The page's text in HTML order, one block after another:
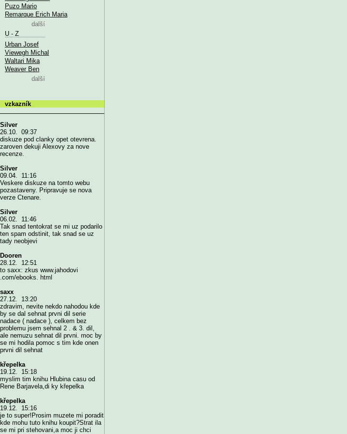
Puzo Mario
Remarque Erich Maria
další
U - Z
Urban Josef
Viewegh Michal
Waltari Mika
Weaver Ben
další
vzkazník
Silver
26.10. 09:37
diskuze pod clanky opet otevrena.
zaroven dekuji Alexovy za nove
recenze.
Silver
09.04. 11:16
Veskere diskuze na tomto webu
pozastaveny. Pripravuje se nova
verze Ctenare.
Silver
06.02. 11:46
Tak snad tentokrat se mi uz podarilo
ten spam odstinit, tak snad se uz
tady neobjevi
Dooren
28.12. 12:51
to saxx: zkus www.jahodovi
.com/ebooks. html
saxx
27.12. 13:20
zdravim, nevite nekdo nahodou kde
by se dal sehnat prvni dil serie
nadace ( nadace ), celkem bez
problemu jsem sehnal 2 . & 3. dil,
ale nemuzu sehnat dil prvni. moc by
se mi hodila pomoc s tim kde onen
prvni dil sehnat
křepelka
19.12. 15:18
myslim tim knihu Hlubina casu od
Rene Barjavela,di ky křepelka
křepelka
19.12. 15:16
je to super!Prosim muzete mi poradit
kde mohu tuto knihu koupit?Strat ila
se mi pri stehovani,a moc ji chci